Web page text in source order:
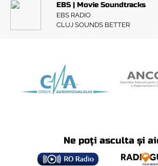
EBS | Movie Soundtracks
EBS RADIO
CLUJ SOUNDS BETTER
Ne poți asculta și